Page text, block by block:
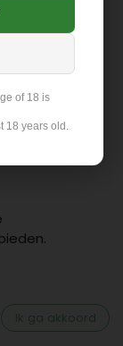
Ik ga akkoord
of 18 is
18 years old.